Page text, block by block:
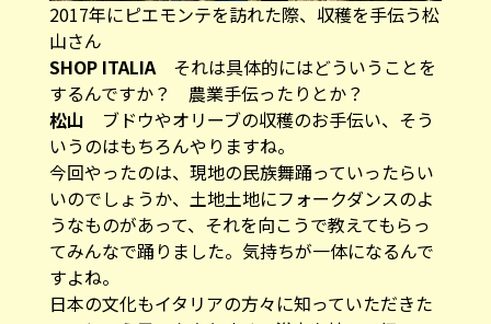
2017年にピエモンテを訪れた際、収穫を手伝う松
山さん
SHOP ITALIAそれは具体的にはどういうことを
するんですか？ 農業手伝ったりとか？
松山 ブドウやオリーブの収穫のお手伝い、そう
いうのはもちろんやりますね。
今回やったのは、現地の民族舞踊っていったらい
いのでしょうか、土地土地にフォークダンスのよ
うなものがあって、それを向こうで教えてもらっ
てみんなで踊りました。気持ちが一体になるんで
すよね。
日本の文化もイタリアの方々に知っていただきた